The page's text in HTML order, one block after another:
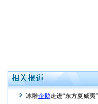
冰雕企鹅走进“东方夏威夷